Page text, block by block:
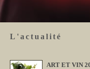
L'actualité
ART ET VIN